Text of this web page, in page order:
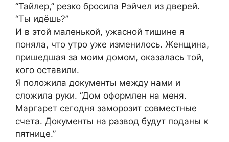
“Тайлер,” резко бросила Рэйчел из дверей.
“Ты идёшь?”
И в этой маленькой, ужасной тишине я
поняла, что утро уже изменилось. Женщина,
пришедшая за моим домом, оказалась той,
кого оставили.
Я положила документы между нами и
сложила руки. “Дом оформлен на меня.
Маргарет сегодня заморозит совместные
счета. Документы на развод будут поданы к
пятнице.”